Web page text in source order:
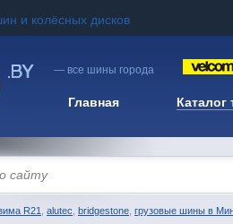
и колёсных дисков
— все шины города
Главная Каталог
R21 alutec bridgestone грузовые шины в